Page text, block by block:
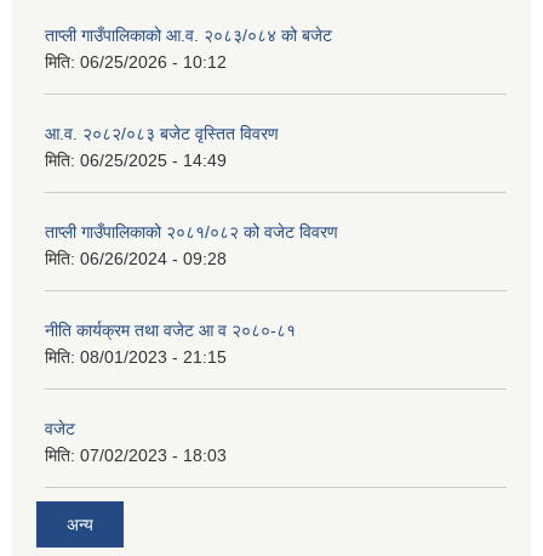
ताप्ली गाउँपालिकाको आ.व. २०८३/०८४ को बजेट
मिति: 06/25/2026 - 10:12
आ.व. २०८२/०८३ बजेट वृस्तित विवरण
मिति: 06/25/2025 - 14:49
ताप्ली गाउँपालिकाको २०८१/०८२ को वजेट विवरण
मिति: 06/26/2024 - 09:28
नीति कार्यक्रम तथा वजेट आ व २०८०-८१
मिति: 08/01/2023 - 21:15
वजेट
मिति: 07/02/2023 - 18:03
अन्य